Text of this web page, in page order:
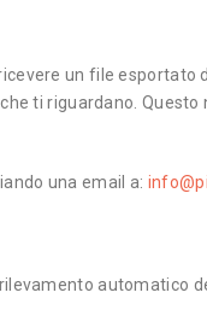
un file
ti riguardano.
una email a:
automatico